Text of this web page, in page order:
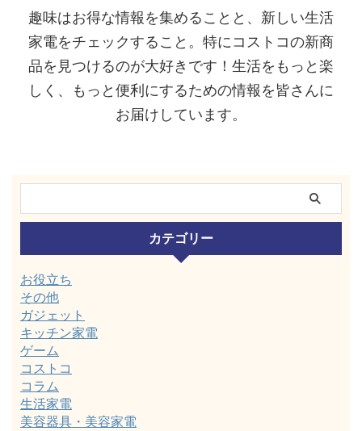
趣味はお得な情報を集めることと、新しい生活
家電をチェックすること。特にコストコの新商
品を見つけるのが大好きです！生活をもっと楽
しく、もっと便利にするための情報を皆さんに
お届けしています。
カテゴリー
お役立ち
その他
ガジェット
キッチン家電
ゲーム
コストコ
コラム
生活家電
美容器具・美容家電